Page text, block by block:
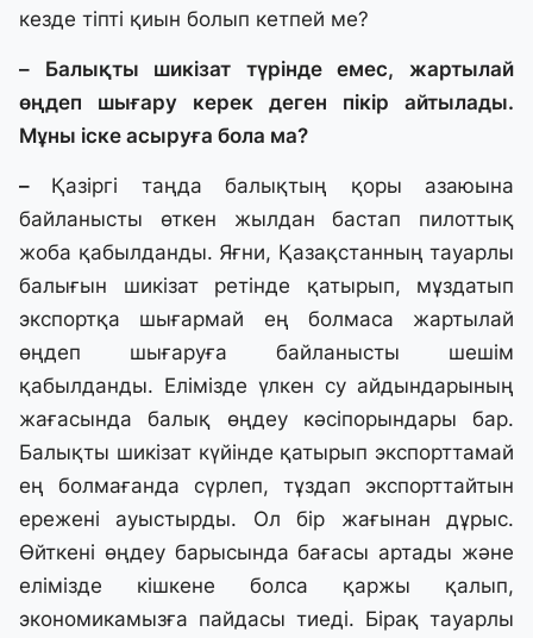
кезде тіпті қиын болып кетпей ме?
– Балықты шикізат түрінде емес, жартылай
өңдеп шығару керек деген пікір айтылады.
Мұны іске асыруға бола ма?
– Қазіргі таңда балықтың қоры азаюына
байланысты өткен жылдан бастап пилоттық
жоба қабылданды. Яғни, Қазақстанның тауарлы
балығын шикізат ретінде қатырып, мұздатып
экспортқа шығармай ең болмаса жартылай
өңдеп шығаруға байланысты шешім
қабылданды. Елімізде үлкен су айдындарының
жағасында балық өңдеу кәсіпорындары бар.
Балықты шикізат күйінде қатырып экспорттамай
ең болмағанда сүрлеп, тұздап экспорттайтын
ережені ауыстырды. Ол бір жағынан дұрыс.
Өйткені өңдеу барысында бағасы артады және
елімізде кішкене болса қаржы қалып,
экономикамызға пайдасы тиеді. Бірақ тауарлы